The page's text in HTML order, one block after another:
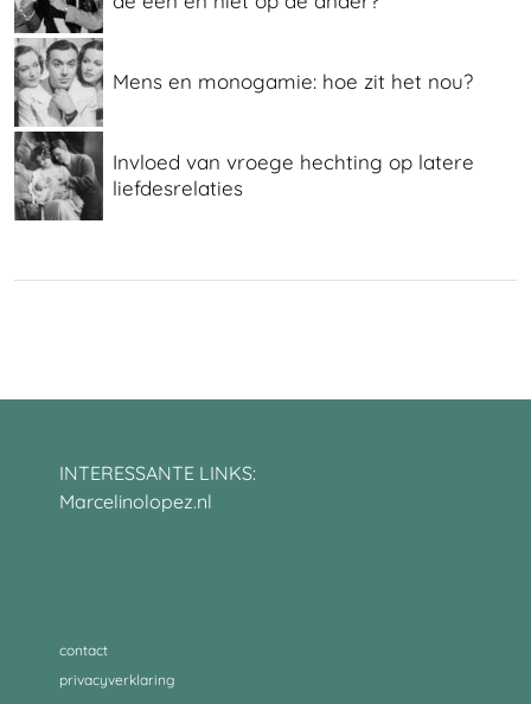
Mens en monogamie: hoe zit het nou?
Invloed van vroege hechting op latere
liefdesrelaties
INTERESSANTE LINKS:
Marcelinolopez.nl
contact
privacyverklaring